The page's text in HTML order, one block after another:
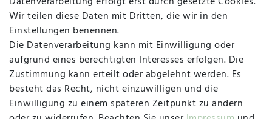
MAPALI VOR ORT
Herzogstraße 10
47533 Kleve
Montag, Dienstag, Donnerstag, Freitag
09:00 Uhr bis 13:00 Uhr
Wir teilen diese Daten mit Dritten, die wir in den
Einstellungen benennen.
Die Datenverarbeitung kann mit Einwilligung oder
aufgrund eines berechtigten Interesses erfolgen. Die
Zustimmung kann erteilt oder abgelehnt werden. Es
besteht das Recht, nicht einzuwilligen und die
Einwilligung zu einem späteren Zeitpunkt zu ändern